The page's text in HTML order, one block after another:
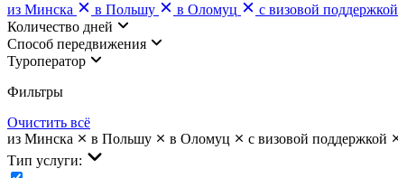
из Минска
в Польшу в Оломуц
с визовой поддержкой
Количество дней
Cпособ передвижения
Туроператор
Фильтры
Очистить всё
из Минска
в Польшу в Оломуц
с визовой поддержкой
Тип услуги: